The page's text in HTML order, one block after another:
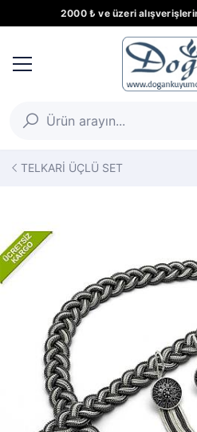
2000 ₺ ve üzeri
TELKARİ ÜÇLÜ SET